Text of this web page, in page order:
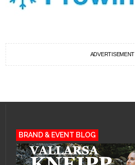
ADVERTISEMENT
BRAND & EVENT BLOG